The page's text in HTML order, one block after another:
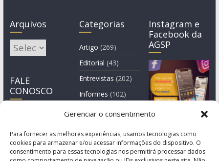
Gerenciar o consentimento
Para fornecer as melhores experiências, usamos tecnologias como
cookies para armazenar e/ou acessar informações do dispositivo. O
consentimento para essas tecnologias nos permitirá processar dados
Arquivos
Arquivos
FALE
CONOSCO
Categorias
Artigo (269)
Editorial (43)
Entrevistas (202)
Informes (102)
Manchete
Instagram e
Facebook da
AGSP